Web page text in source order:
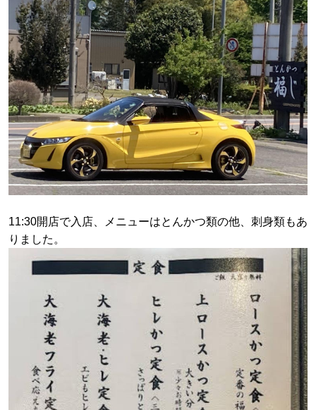
11:30開店で入店、メニューはとんかつ類の他、刺身類もあ
りました。